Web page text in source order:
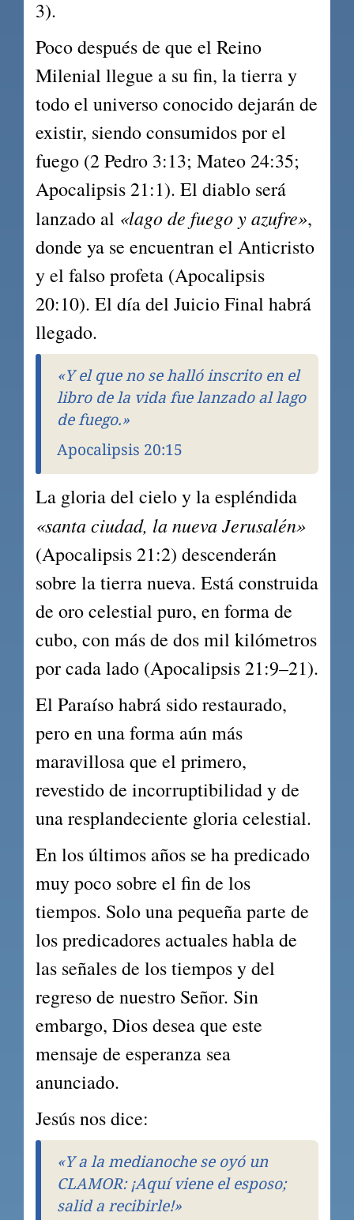
3).
Poco después de que el Reino
Milenial llegue a su fin, la tierra y
todo el universo conocido dejarán de
existir, siendo consumidos por el
fuego (2 Pedro 3:13; Mateo 24:35;
Apocalipsis 21:1). El diablo será
lanzado al «lago de fuego y azufre»,
donde ya se encuentran el Anticristo
y el falso profeta (Apocalipsis
20:10). El día del Juicio Final habrá
llegado.
«Y el que no se halló inscrito en el
libro de la vida fue lanzado al lago
de fuego.»
Apocalipsis 20:15
«santa ciudad, la nueva Jerusalén»
(Apocalipsis 21:2) descenderán
sobre la tierra nueva. Está construida
de oro celestial puro, en forma de
cubo, con más de dos mil kilómetros
por cada lado (Apocalipsis 21:9–21).
El Paraíso habrá sido restaurado,
pero en una forma aún más
maravillosa que el primero,
revestido de incorruptibilidad y de
una resplandeciente gloria celestial.
En los últimos años se ha predicado
muy poco sobre el fin de los
tiempos. Solo una pequeña parte de
los predicadores actuales habla de
las señales de los tiempos y del
regreso de nuestro Señor. Sin
embargo, Dios desea que este
mensaje de esperanza sea
anunciado.
Jesús nos dice:
«Y a la medianoche se oyó un
CLAMOR: ¡Aquí viene el esposo;
salid a recibirle!»